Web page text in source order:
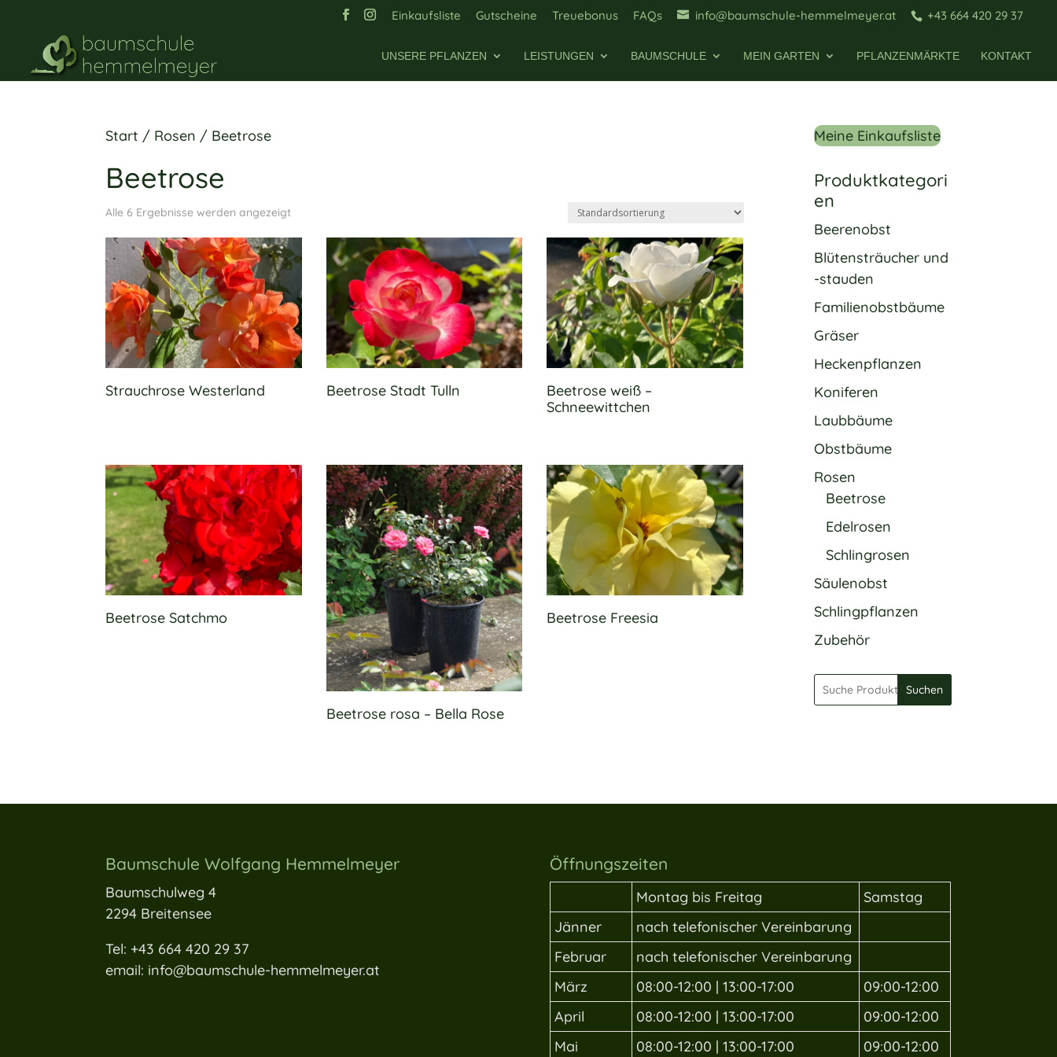
Einkaufsliste Gutscheine Treuebonus FAQs info@baumschule-hemmelmeyer.at +43 664 420 29 37
UNSERE PFLANZEN LEISTUNGEN BAUMSCHULE MEIN GARTEN PFLANZENMÄRKTE KONTAKT
Start / Rosen / Beetrose
Beetrose
Alle 6 Ergebnisse werden angezeigt
Strauchrose Westerland Beetrose Stadt Tulln
Beetrose weiß –
Schneewittchen
Beetrose Satchmo
Beetrose rosa – Bella Rose
Beetrose Freesia
Meine Einkaufsliste
Produktkategori
en
Beerenobst
Blütensträucher und
-stauden
Familienobstbäume
Gräser
Heckenpflanzen
Koniferen
Laubbäume
Obstbäume
Rosen
Beetrose
Edelrosen
Schlingrosen
Säulenobst
Schlingpflanzen
Zubehör
Suchen
Baumschule Wolfgang Hemmelmeyer
Baumschulweg 4
2294 Breitensee
Tel: +43 664 420 29 37
email: info@baumschule-hemmelmeyer.at
Öffnungszeiten
Montag bis Freitag
Samstag
Jänner
nach telefonischer Vereinbarung
Februar
nach telefonischer Vereinbarung
März
08:00-12:00 | 13:00-17:00
09:00-12:00
April
08:00-12:00 | 13:00-17:00
09:00-12:00
Mai
08:00-12:00 | 13:00-17:00 09:00-12:00